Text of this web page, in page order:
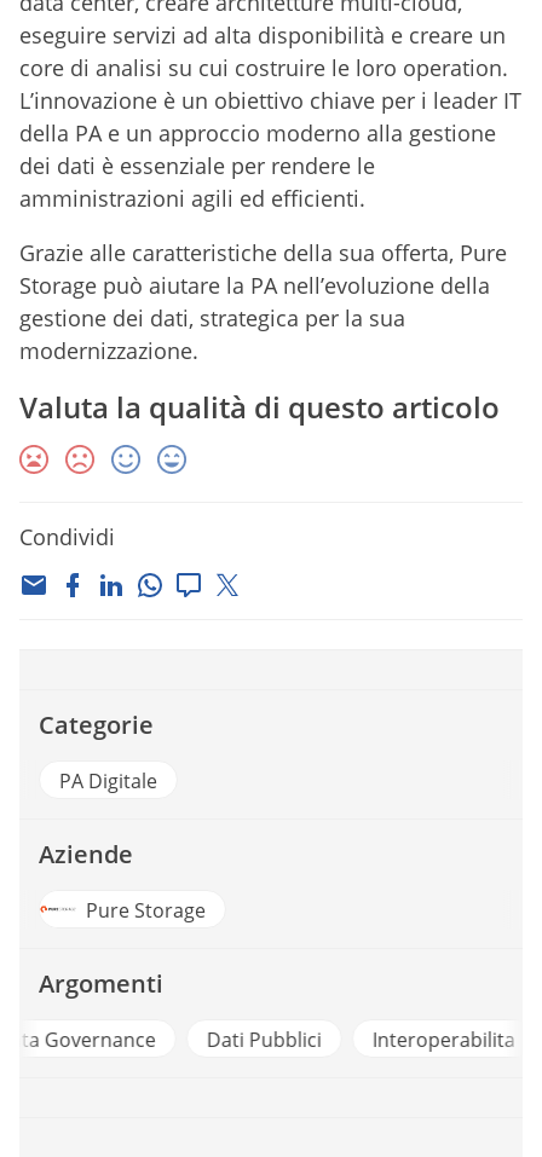
eseguire servizi ad alta disponibilità e creare un
core di analisi su cui costruire le loro operation.
L’innovazione è un obiettivo chiave per i leader IT
della PA e un approccio moderno alla gestione
dei dati è essenziale per rendere le
amministrazioni agili ed efficienti.
Grazie alle caratteristiche della sua offerta, Pure
Storage può aiutare la PA nell’evoluzione della
gestione dei dati, strategica per la sua
modernizzazione.
Valuta la qualità di questo articolo
Condividi
Categorie
PA Digitale
Aziende
Pure Storage
Argomenti
Dati Pubblici Interoperabilita